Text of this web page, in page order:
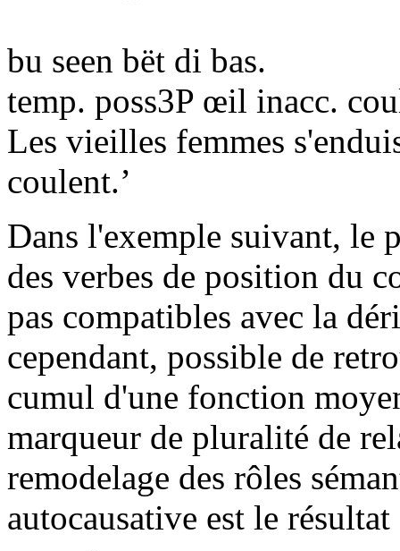
bu seen bët di bas.
temp. poss3P œil inacc.
Les vieilles femmes
coulent.’
Dans l'exemple suivant, le
des verbes de position du
pas compatibles avec la
cependant, possible de
cumul d'une fonction
marqueur de pluralité de
remodelage des rôles
autocausative est le